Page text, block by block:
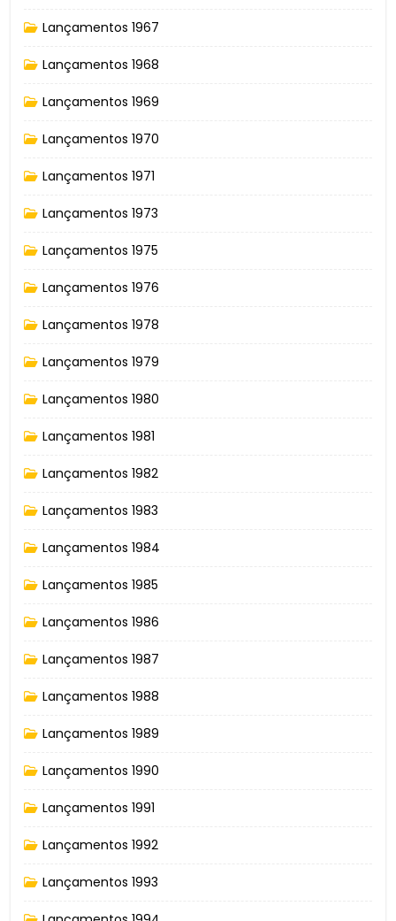
Lançamentos 1967
Lançamentos 1968
Lançamentos 1969
Lançamentos 1970
Lançamentos 1971
Lançamentos 1973
Lançamentos 1975
Lançamentos 1976
Lançamentos 1978
Lançamentos 1979
Lançamentos 1980
Lançamentos 1981
Lançamentos 1982
Lançamentos 1983
Lançamentos 1984
Lançamentos 1985
Lançamentos 1986
Lançamentos 1987
Lançamentos 1988
Lançamentos 1989
Lançamentos 1990
Lançamentos 1991
Lançamentos 1992
Lançamentos 1993